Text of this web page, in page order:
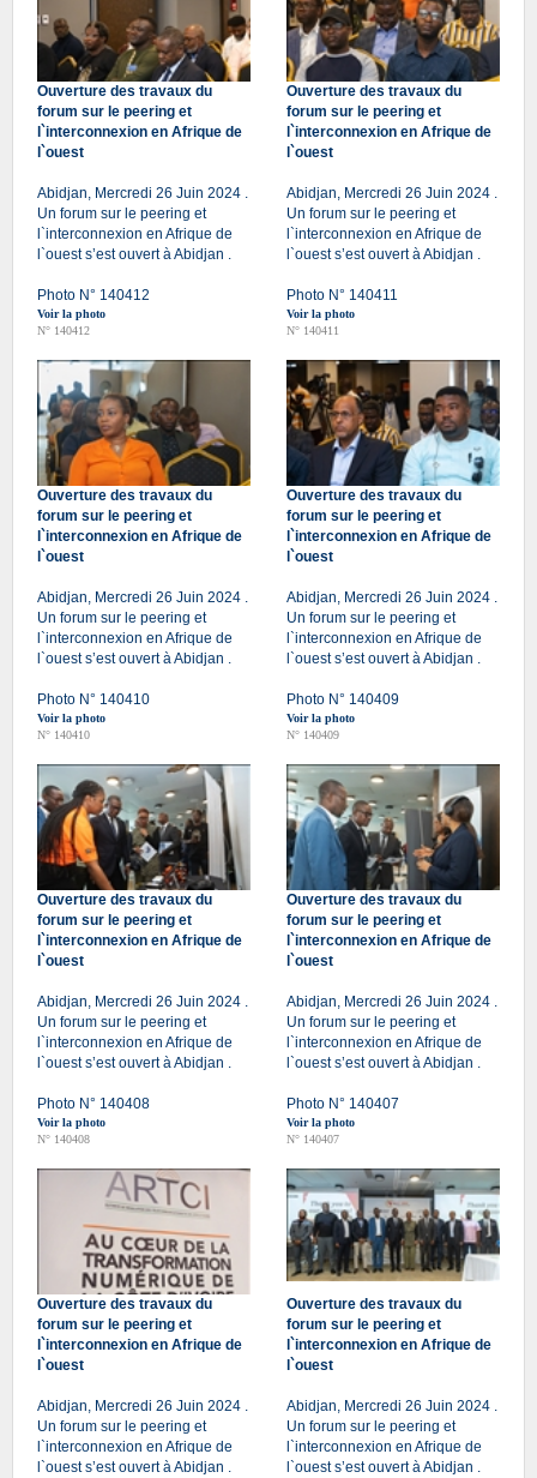
Ouverture des travaux du
forum sur le peering et
l`interconnexion en Afrique de
l`ouest
Abidjan, Mercredi 26 Juin 2024 .
Un forum sur le peering et
l`interconnexion en Afrique de
l`ouest s’est ouvert à Abidjan .
Photo N° 140412
Voir la photo
N° 140412
Ouverture des travaux du
forum sur le peering et
l`interconnexion en Afrique de
l`ouest
Abidjan, Mercredi 26 Juin 2024 .
Un forum sur le peering et
l`interconnexion en Afrique de
l`ouest s’est ouvert à Abidjan .
Photo N° 140411
Voir la photo
N° 140411
Ouverture des travaux du
forum sur le peering et
l`interconnexion en Afrique de
l`ouest
Abidjan, Mercredi 26 Juin 2024 .
Un forum sur le peering et
l`interconnexion en Afrique de
l`ouest s’est ouvert à Abidjan .
Photo N° 140410
Voir la photo
N° 140410
Ouverture des travaux du
forum sur le peering et
l`interconnexion en Afrique de
l`ouest
Abidjan, Mercredi 26 Juin 2024 .
Un forum sur le peering et
l`interconnexion en Afrique de
l`ouest s’est ouvert à Abidjan .
Photo N° 140409
Voir la photo
N° 140409
Ouverture des travaux du
forum sur le peering et
l`interconnexion en Afrique de
l`ouest
Abidjan, Mercredi 26 Juin 2024 .
Un forum sur le peering et
l`interconnexion en Afrique de
l`ouest s’est ouvert à Abidjan .
Photo N° 140408
Voir la photo
N° 140408
Ouverture des travaux du
forum sur le peering et
l`interconnexion en Afrique de
l`ouest
Abidjan, Mercredi 26 Juin 2024 .
Un forum sur le peering et
l`interconnexion en Afrique de
l`ouest s’est ouvert à Abidjan .
Photo N° 140407
Voir la photo
N° 140407
Ouverture des travaux du
forum sur le peering et
l`interconnexion en Afrique de
l`ouest
Abidjan, Mercredi 26 Juin 2024 .
Un forum sur le peering et
l`interconnexion en Afrique de
l`ouest s’est ouvert à Abidjan .
Ouverture des travaux du
forum sur le peering et
l`interconnexion en Afrique de
l`ouest
Abidjan, Mercredi 26 Juin 2024 .
Un forum sur le peering et
l`interconnexion en Afrique de
l`ouest s’est ouvert à Abidjan .